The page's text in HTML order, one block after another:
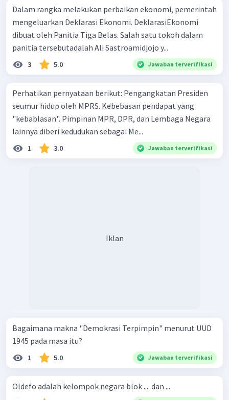
Dalam rangka melakukan perbaikan ekonomi, pemerintah
mengeluarkan Deklarasi Ekonomi. DeklarasiEkonomi
dibuat oleh Panitia Tiga Belas. Salah satu tokoh dalam
panitia tersebutadalah Ali Sastroamidjojo y...
3 5.0 Jawaban terverifikasi
Perhatikan pernyataan berikut: Pengangkatan Presiden
seumur hidup oleh MPRS. Kebebasan pendapat yang
"kebablasan". Pimpinan MPR, DPR, dan Lembaga Negara
lainnya diberi kedudukan sebagai Me...
1 3.0 Jawaban terverifikasi
Iklan
Bagaimana makna "Demokrasi Terpimpin" menurut UUD
1945 pada masa itu?
1 5.0 Jawaban terverifikasi
Oldefo adalah kelompok negara blok .... dan ....